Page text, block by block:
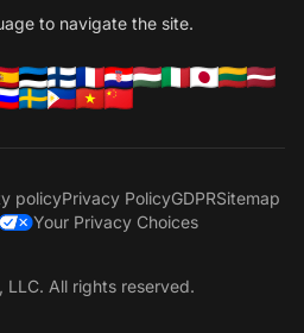
to navigate the site.
policyPrivacy PolicyGDPRSitemap
Your Privacy Choices
All rights reserved.